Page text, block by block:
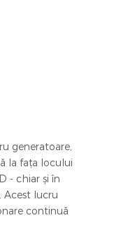
generatoare,
la fața locului
- chiar și în
Acest lucru
continuă